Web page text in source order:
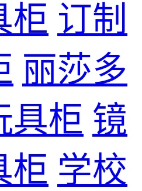
柜 订制
丽莎多
具柜 镜
柜 学校